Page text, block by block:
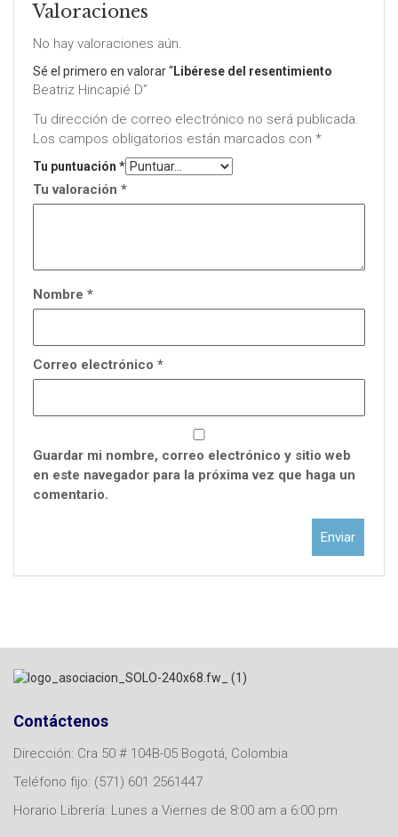
Valoraciones
No hay valoraciones aún.
Sé el primero en valorar “Libérese del resentimiento
Beatriz Hincapié D”
Tu dirección de correo electrónico no será publicada.
Los campos obligatorios están marcados con *
Tu puntuación *
Tu valoración *
Nombre *
Correo electrónico *
Guardar mi nombre, correo electrónico y sitio web
en este navegador para la próxima vez que haga un
comentario.
Contáctenos
Dirección: Cra 50 # 104B-05 Bogotá, Colombia
Teléfono fijo: (571) 601 2561447
Horario Librería: Lunes a Viernes de 8:00 am a 6:00 pm